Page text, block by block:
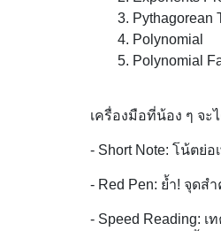
Pythagorean
Polynomial
Polynomial
เครื่องมือที่น้อง ๆ จะ
- Short Note: โน้ตย่
- Red Pen: ย้ำ! จุด
- Speed Reading: